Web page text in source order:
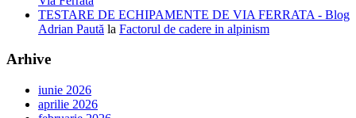
TESTARE DE ECHIPAMENTE DE VIA FERRATA - Blog
Adrian Paută la Factorul de cadere in alpinism
Arhive
iunie 2026
aprilie 2026